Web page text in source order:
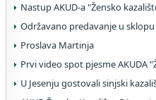
Nastup AKUD-a "Žensko
Održavano predavanje u
Proslava Martinja
Prvi video spot pjesme AKUDA
U Jesenju gostovali sinjski